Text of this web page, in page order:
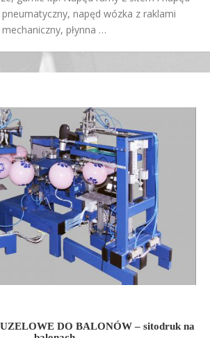
napęd wózka z raklami
mechaniczny, płynna …
DO BALONÓW – sitodruk na